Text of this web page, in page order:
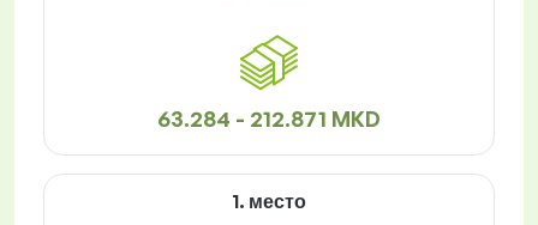
63.284 - 212.871 MKD
1. место